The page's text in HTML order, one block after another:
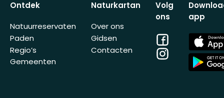
Ontdek
Natuurreservaten
Paden
Regio’s
Gemeenten
Naturkartan
Over ons
Gidsen
Contacten
Volg
ons
Facebook
Instagram
app
App
Store
App
Store